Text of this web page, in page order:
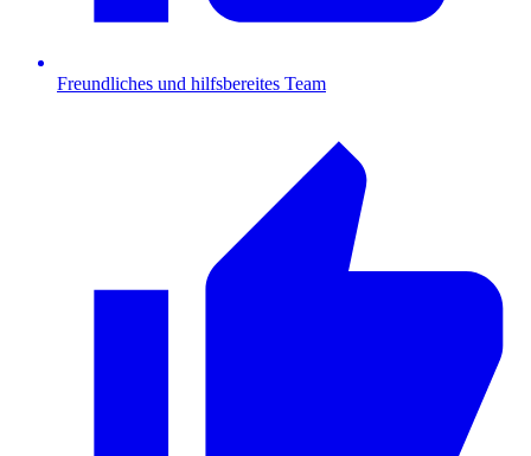
Freundliches und hilfsbereites Team